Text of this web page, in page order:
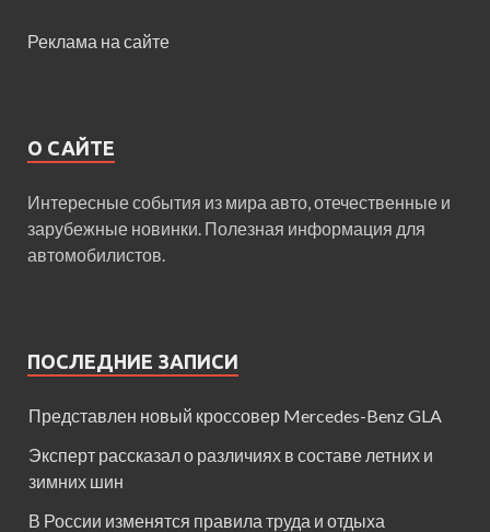
Реклама на сайте
О САЙТЕ
Интересные события из мира авто, отечественные и
зарубежные новинки. Полезная информация для
автомобилистов.
ПОСЛЕДНИЕ ЗАПИСИ
Представлен новый кроссовер Mercedes-Benz GLA
Эксперт рассказал о различиях в составе летних и
зимних шин
В России изменятся правила труда и отдыха